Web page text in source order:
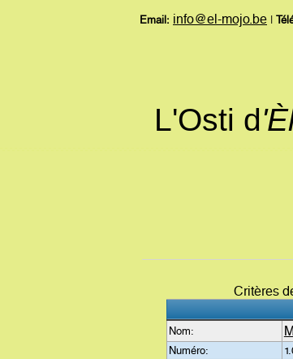
Email: info@el-mojo.be
L'Osti d
Critères
Nom:
Numéro: